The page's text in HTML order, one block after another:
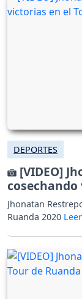
DEPORTES
[VIDEO]
Jhonatan
Ruanda 2020